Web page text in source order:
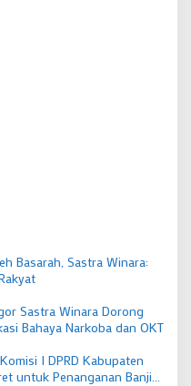
Basarah, Sastra Winara:
Rakyat
Sastra Winara Dorong
Bahaya Narkoba dan OKT
I DPRD Kabupaten
untuk Penanganan Banjir